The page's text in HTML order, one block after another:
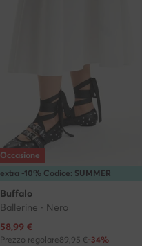
extra -10% Codice: SUMMER
Occasione
Buffalo
Ballerine · Nero
Prezzo attuale
58,99 €
Prezzo regolare89,95 €-34%